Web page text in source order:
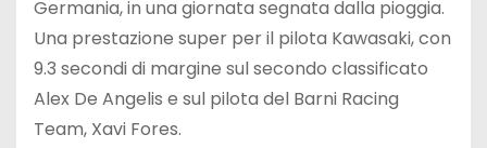
Germania, in una giornata segnata dalla pioggia.
Una prestazione super per il pilota Kawasaki, con
9.3 secondi di margine sul secondo classificato
Alex De Angelis e sul pilota del Barni Racing
Team, Xavi Fores.